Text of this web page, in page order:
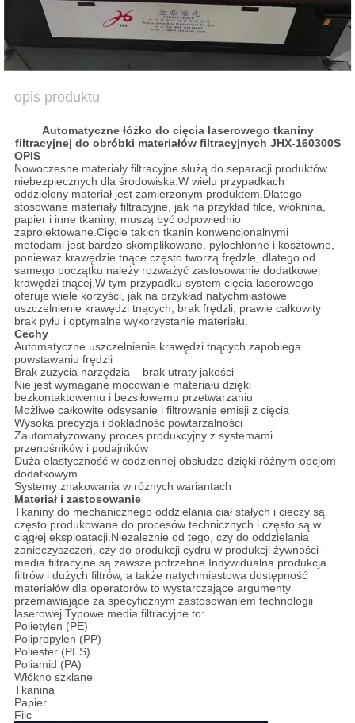
opis produktu
Automatyczne łóżko do cięcia laserowego tkaniny
filtracyjnej do obróbki materiałów filtracyjnych JHX-160300S
OPIS
Nowoczesne materiały filtracyjne służą do separacji produktów
niebezpiecznych dla środowiska.W wielu przypadkach
oddzielony materiał jest zamierzonym produktem.Dlatego
stosowane materiały filtracyjne, jak na przykład filce, włóknina,
papier i inne tkaniny, muszą być odpowiednio
zaprojektowane.Cięcie takich tkanin konwencjonalnymi
metodami jest bardzo skomplikowane, pyłochłonne i kosztowne,
ponieważ krawędzie tnące często tworzą frędzle, dlatego od
samego początku należy rozważyć zastosowanie dodatkowej
krawędzi tnącej.W tym przypadku system cięcia laserowego
oferuje wiele korzyści, jak na przykład natychmiastowe
uszczelnienie krawędzi tnących, brak frędzli, prawie całkowity
brak pyłu i optymalne wykorzystanie materiału.
Cechy
Automatyczne uszczelnienie krawędzi tnących zapobiega
powstawaniu frędzli
Brak zużycia narzędzia – brak utraty jakości
Nie jest wymagane mocowanie materiału dzięki
bezkontaktowemu i bezsiłowemu przetwarzaniu
Możliwe całkowite odsysanie i filtrowanie emisji z cięcia
Wysoka precyzja i dokładność powtarzalności
Zautomatyzowany proces produkcyjny z systemami
przenośników i podajników
Duża elastyczność w codziennej obsłudze dzięki różnym opcjom
dodatkowym
Systemy znakowania w różnych wariantach
Materiał i zastosowanie
Tkaniny do mechanicznego oddzielania ciał stałych i cieczy są
często produkowane do procesów technicznych i często są w
ciągłej eksploatacji.Niezależnie od tego, czy do oddzielania
zanieczyszczeń, czy do produkcji cydru w produkcji żywności -
media filtracyjne są zawsze potrzebne.Indywidualna produkcja
filtrów i dużych filtrów, a także natychmiastowa dostępność
materiałów dla operatorów to wystarczające argumenty
przemawiające za specyficznym zastosowaniem technologii
laserowej.Typowe media filtracyjne to:
Polietylen (PE)
Polipropylen (PP)
Poliester (PES)
Poliamid (PA)
Włókno szklane
Tkanina
Papier
Filc